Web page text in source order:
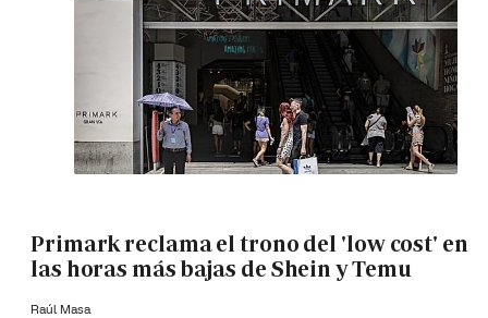
Primark reclama el trono del 'low cost' en
las horas más bajas de Shein y Temu
Raúl Masa